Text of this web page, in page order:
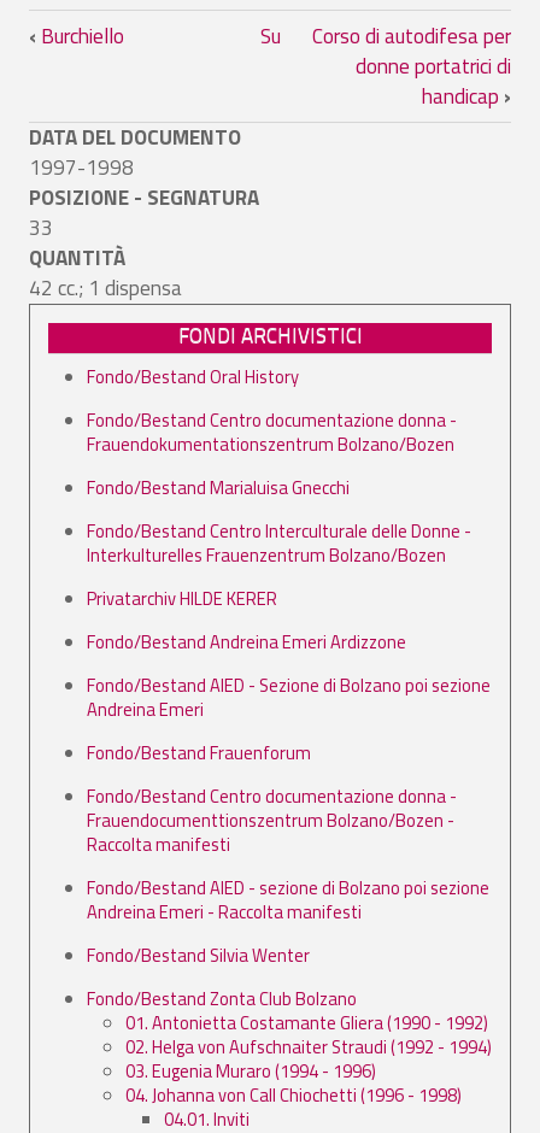
Link di attraversamento del book per
‹ Burchiello Su
Corso di autodifesa per
donne portatrici di
handicap ›
DATA DEL DOCUMENTO
1997-1998
POSIZIONE - SEGNATURA
33
QUANTITÀ
42 cc.; 1 dispensa
FONDI ARCHIVISTICI
Fondo/Bestand Oral History
Fondo/Bestand Centro documentazione donna -
Frauendokumentationszentrum Bolzano/Bozen
Fondo/Bestand Marialuisa Gnecchi
Fondo/Bestand Centro Interculturale delle Donne -
Interkulturelles Frauenzentrum Bolzano/Bozen
Privatarchiv HILDE KERER
Fondo/Bestand Andreina Emeri Ardizzone
Fondo/Bestand AIED - Sezione di Bolzano poi sezione
Andreina Emeri
Fondo/Bestand Frauenforum
Fondo/Bestand Centro documentazione donna -
Frauendocumenttionszentrum Bolzano/Bozen -
Raccolta manifesti
Fondo/Bestand AIED - sezione di Bolzano poi sezione
Andreina Emeri - Raccolta manifesti
Fondo/Bestand Silvia Wenter
Fondo/Bestand Zonta Club Bolzano
01. Antonietta Costamante Gliera (1990 - 1992)
02. Helga von Aufschnaiter Straudi (1992 - 1994)
03. Eugenia Muraro (1994 - 1996)
04. Johanna von Call Chiochetti (1996 - 1998)
04.01. Inviti